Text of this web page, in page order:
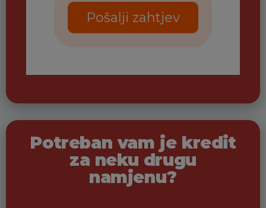
Pošalji zahtjev
Potreban vam je kredit
za neku drugu
namjenu?